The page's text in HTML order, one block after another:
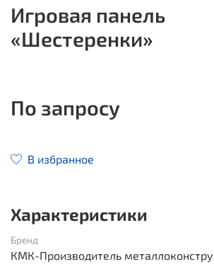
Игровая панель
«Шестеренки»
По запросу
В избранное
Характеристики
Бренд
КМК-Производитель